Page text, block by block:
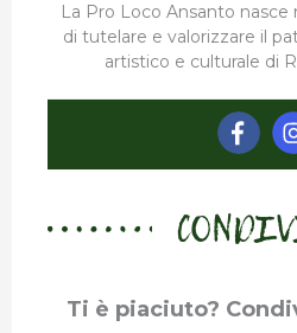
La Pro Loco Ansanto nasce
di tutelare e valorizzare il
artistico e culturale di
Ti è piaciuto?